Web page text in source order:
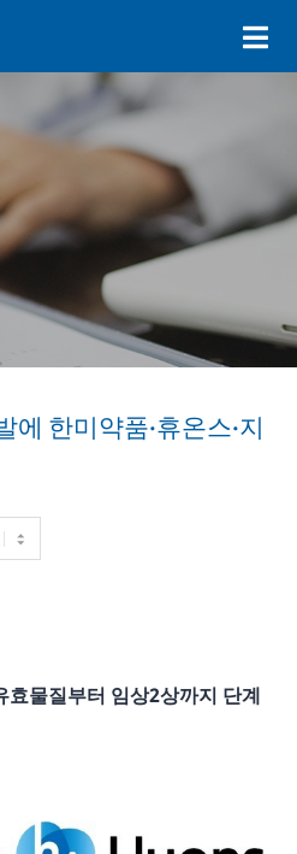
에 한미약품·휴온스·지
물질부터 임상2상까지 단계